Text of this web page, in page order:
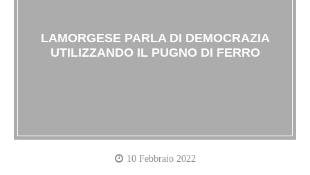
LAMORGESE PARLA DI DEMOCRAZIA
UTILIZZANDO IL PUGNO DI FERRO
10 Febbraio 2022